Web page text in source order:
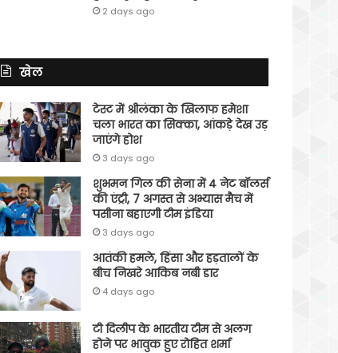
2 days ago
खेल
टेस्ट में श्रीलंका के खिलाफ हमेशा
चला भारत का सिक्का, आंकड़े देख उड़
जाएंगे होश
3 days ago
शुभमन गिल की सेना में 4 नेट बॉलर्स
की एंट्री, 7 अगस्त से अभ्यास मैच में
पसीना बहाएगी टीम इंडिया
3 days ago
आतंकी हमले, हिंसा और हड़तालों के
बीच निखरे आकिब नबी डार
4 days ago
टी दिलीप के भारतीय टीम से अलग
होने पर भावुक हुए रोहित शर्मा